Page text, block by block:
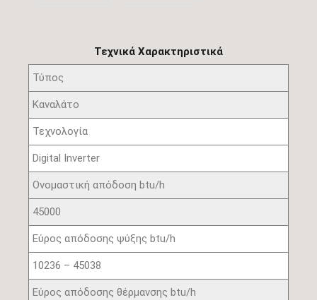
Τεχνικά Χαρακτηριστικά
Τύπος
Καναλάτο
Τεχνολογία
Digital Inverter
Ονομαστική απόδοση btu/h
45000
Εύρος απόδοσης ψύξης btu/h
10236 – 45038
Εύρος απόδοσης θέρμανσης btu/h